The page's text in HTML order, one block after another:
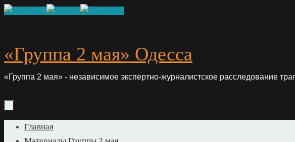
Skip
«Группа 2 мая» Одесса
«Группа 2 мая» - независимое экспертно-журналистское расследование
Skip
Главная